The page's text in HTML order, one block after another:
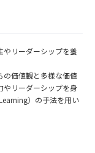
リーダーシップを養
の価値観と多様な価値
やリーダーシップを身
）の手法を用い